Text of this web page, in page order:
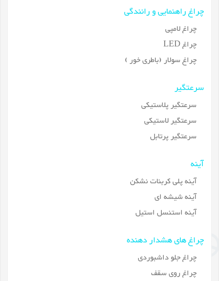
چراغ راهنمایی و رانندگی
چراغ لامپی
چراغ LED
چراغ سولار (باطری خور )
سرعتگیر
سرعتگیر پلاستیکی
سرعتگیر لاستیکی
سرعتگیر پرتابل
آینه
آینه پلی کربنات نشکن
آینه شیشه ای
آینه استنسل استیل
چراغ های هشدار دهنده
چراغ جلو داشبوردی
چراغ روی سقف